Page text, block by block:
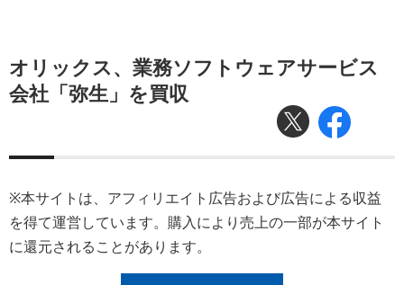
オリックス、業務ソフトウェアサービス
会社「弥生」を買収
※本サイトは、アフィリエイト広告および広告による収益
を得て運営しています。購入により売上の一部が本サイト
に還元されることがあります。